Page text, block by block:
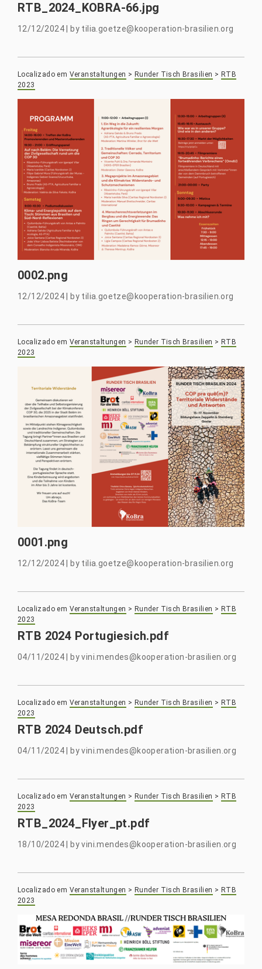
RTB_2024_KOBRA-66.jpg
12/12/2024 by tilia.goetze@kooperation-brasilien.org
Localizado em Veranstaltungen > Runder Tisch Brasilien > RTB
2023
0002.png
12/12/2024 by tilia.goetze@kooperation-brasilien.org
Localizado em Veranstaltungen > Runder Tisch Brasilien > RTB
2023
0001.png
12/12/2024 by tilia.goetze@kooperation-brasilien.org
Localizado em Veranstaltungen > Runder Tisch Brasilien > RTB
2023
RTB 2024 Portugiesich.pdf
04/11/2024 byvini.mendes@kooperation-brasilien.org
Localizado em Veranstaltungen > Runder Tisch Brasilien > RTB
2023
RTB 2024 Deutsch.pdf
04/11/2024 byvini.mendes@kooperation-brasilien.org
Localizado em Veranstaltungen > Runder Tisch Brasilien > RTB
2023
RTB_2024_Flyer_pt.pdf
18/10/2024 byvini.mendes@kooperation-brasilien.org
Localizado em Veranstaltungen > Runder Tisch Brasilien > RTB
2023